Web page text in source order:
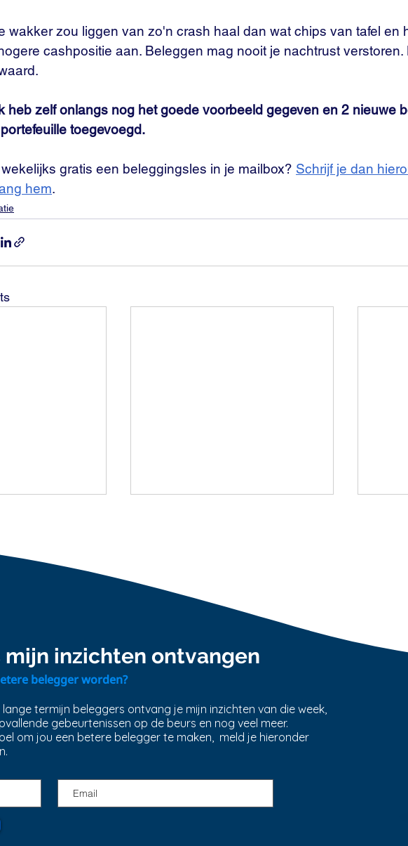
wakker zou liggen van zo'n crash haal dan wat chips van tafel en
cashpositie aan. Beleggen mag nooit je nachtrust verstoren.
heb zelf onlangs nog het goede voorbeeld gegeven en 2 nieuwe
toegevoegd.
gratis een beleggingsles in je mailbox? Schrijf je dan
hem.
eigenschappen van
topbeleggers
inzichten ontvangen
belegger worden?
termijn beleggers ontvang je mijn inzichten van die week,
gebeurtenissen op de beurs en nog veel meer.
om jou een betere belegger te maken, meld je hieronder